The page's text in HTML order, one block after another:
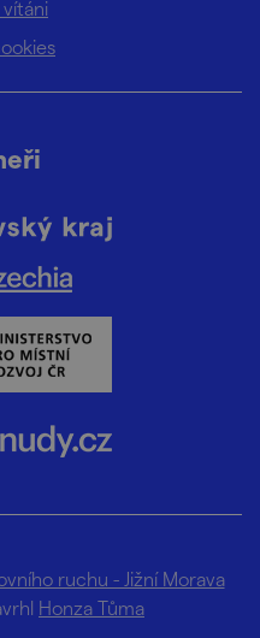
vítáni
ruchu - Jižní Morava
Honza Tůma